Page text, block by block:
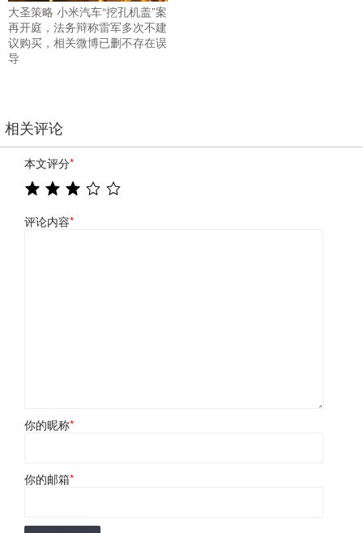
大圣策略 小米汽车“挖孔机盖”案
再开庭，法务辩称雷军多次不建
议购买，相关微博已删不存在误
导
相关评论
本文评分*
评论内容*
你的昵称*
你的邮箱*